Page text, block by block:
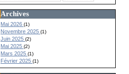
Archives
Mai 2026(1)
Novembre 2025(1)
Juin 2025(2)
Mai 2025(2)
Mars 2025(1)
Février 2025(1)